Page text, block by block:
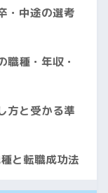
・中途の選考
職種・年収・
方と受かる準
と転職成功法